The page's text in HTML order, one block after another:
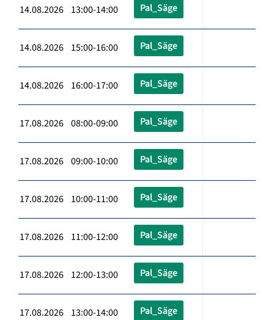
14.08.2026 13:00-14:00 Pal_Säge
14.08.2026 15:00-16:00 Pal_Säge
14.08.2026 16:00-17:00 Pal_Säge
17.08.2026 08:00-09:00 Pal_Säge
17.08.2026 09:00-10:00 Pal_Säge
17.08.2026 10:00-11:00 Pal_Säge
17.08.2026 11:00-12:00 Pal_Säge
17.08.2026 12:00-13:00 Pal_Säge
17.08.2026 13:00-14:00 Pal_Säge